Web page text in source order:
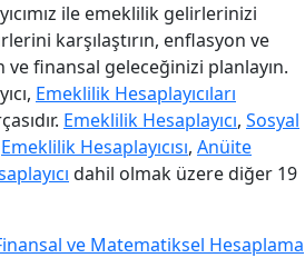
ile emeklilik gelirlerinizi
karşılaştırın, enflasyon ve
ve finansal geleceğinizi planlayın.
Emeklilik Hesaplayıcıları
Emeklilik Hesaplayıcı, Sosyal
Emeklilik Hesaplayıcısı, Anüite
dahil olmak üzere diğer 19
ve Matematiksel Hesaplama